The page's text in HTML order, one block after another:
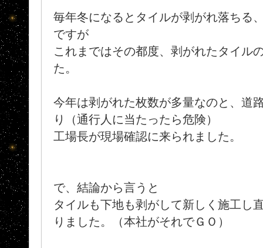
毎年冬になるとタイルが剥がれ落ちる
ですが
これまではその都度、剥がれたタイル
た。
今年は剥がれた枚数が多量なのと、道
り（通行人に当たったら危険）
工場長が現場確認に来られました。
で、結論から言うと
タイルも下地も剥がして新しく施工し
りました。（本社がそれでＧＯ）